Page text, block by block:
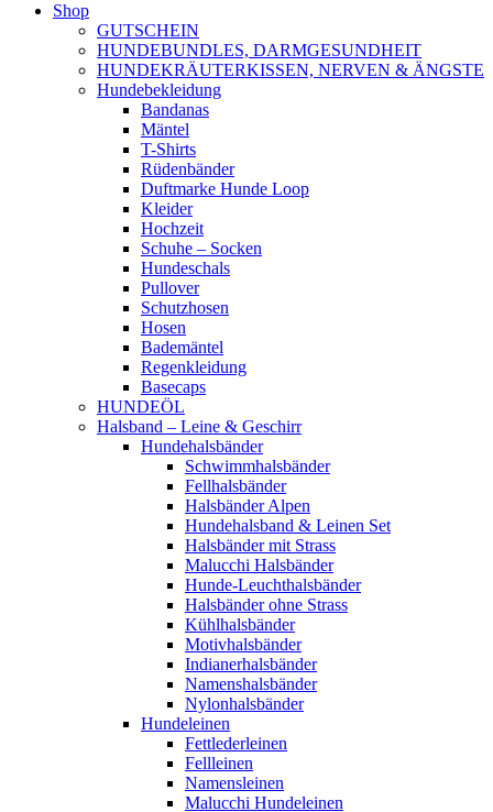
Shop
GUTSCHEIN
HUNDEBUNDLES, DARMGESUNDHEIT
HUNDEKRÄUTERKISSEN, NERVEN & ÄNGSTE
Hundebekleidung
Bandanas
Mäntel
T-Shirts
Rüdenbänder
Duftmarke Hunde Loop
Kleider
Hochzeit
Schuhe – Socken
Hundeschals
Pullover
Schutzhosen
Hosen
Bademäntel
Regenkleidung
Basecaps
HUNDEÖL
Halsband – Leine & Geschirr
Hundehalsbänder
Schwimmhalsbänder
Fellhalsbänder
Halsbänder Alpen
Hundehalsband & Leinen Set
Halsbänder mit Strass
Malucchi Halsbänder
Hunde-Leuchthalsbänder
Halsbänder ohne Strass
Kühlhalsbänder
Motivhalsbänder
Indianerhalsbänder
Namenshalsbänder
Nylonhalsbänder
Hundeleinen
Fettlederleinen
Fellleinen
Namensleinen
Malucchi Hundeleinen